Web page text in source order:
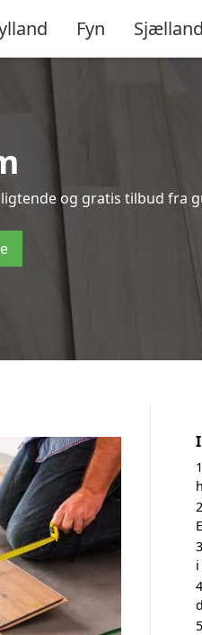
Fyn Sjælland
og gratis tilbud fra
i